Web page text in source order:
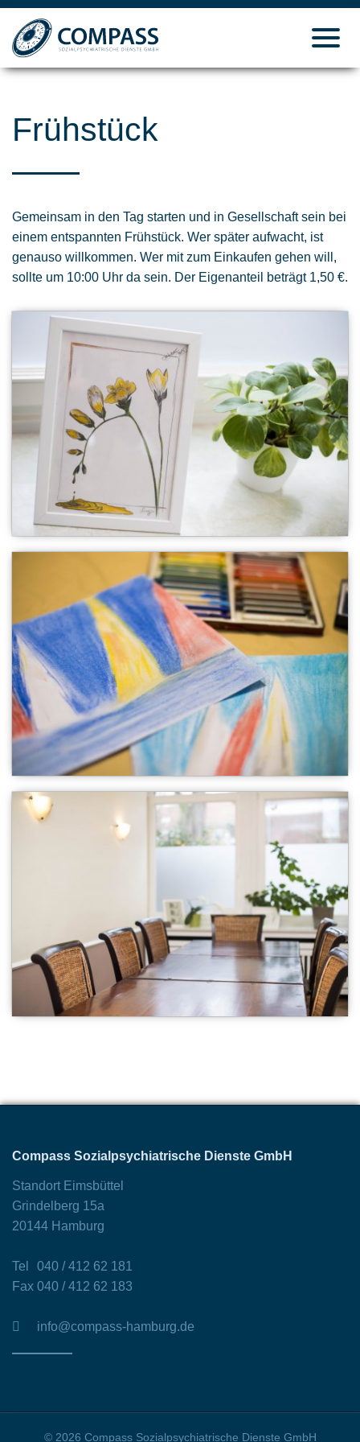
Frühstück
Gemeinsam in den Tag starten und in Gesellschaft sein bei
einem entspannten Frühstück. Wer später aufwacht, ist
genauso willkommen. Wer mit zum Einkaufen gehen will,
sollte um 10:00 Uhr da sein. Der Eigenanteil beträgt 1,50 €.
Compass Sozialpsychiatrische Dienste GmbH
Standort Eimsbüttel
Grindelberg 15a
20144 Hamburg
Tel
040 / 412 62 181
Fax 040 / 412 62 183
info@compass-hamburg.de
© 2026 Compass Sozialpsychiatrische Dienste GmbH